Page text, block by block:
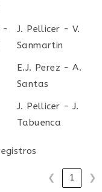
-
J. Pellicer - V.
Sanmartin
E.J. Perez - A.
Santas
J. Pellicer - J.
Tabuenca
❮ 1 ❯